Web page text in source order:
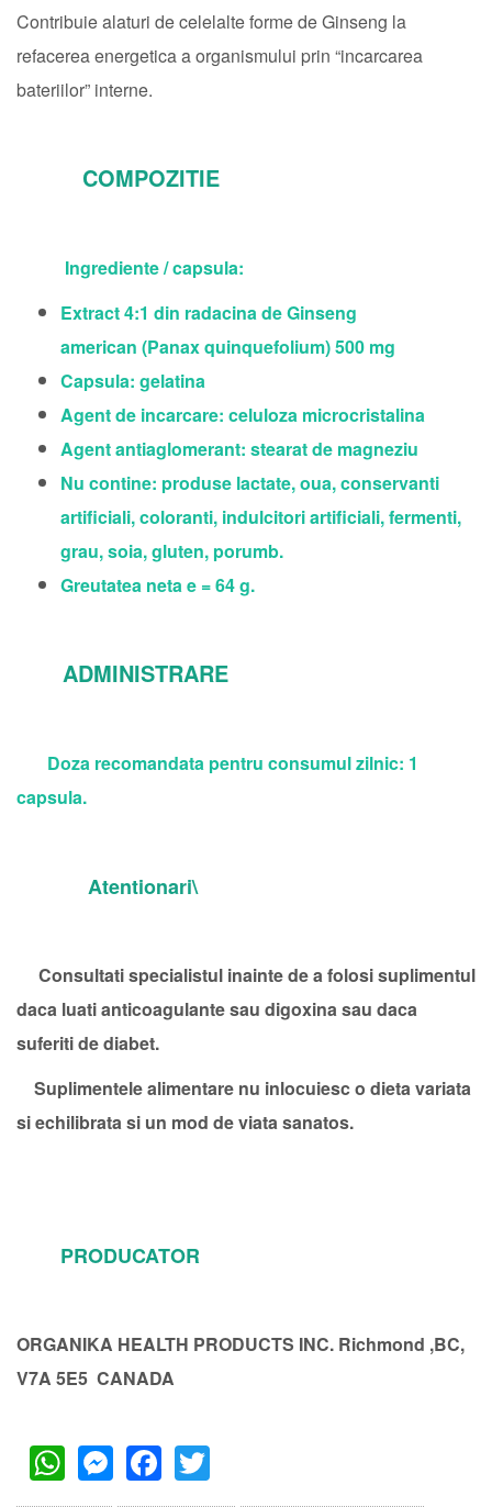
Contribuie alaturi de celelalte forme de Ginseng la
refacerea energetica a organismului prin “incarcarea
bateriilor” interne.
COMPOZITIE
Ingrediente / capsula:
Extract 4:1 din radacina de Ginseng
american (Panax quinquefolium) 500 mg
Capsula: gelatina
Agent de incarcare: celuloza microcristalina
Agent antiaglomerant: stearat de magneziu
Nu contine: produse lactate, oua, conservanti
artificiali, coloranti, indulcitori artificiali, fermenti,
grau, soia, gluten, porumb.
Greutatea neta e = 64 g.
ADMINISTRARE
Doza recomandata pentru consumul zilnic: 1
capsula.
Atentionari\
Consultati specialistul inainte de a folosi suplimentul
daca luati anticoagulante sau digoxina sau daca
suferiti de diabet.
Suplimentele alimentare nu inlocuiesc o dieta variata
si echilibrata si un mod de viata sanatos.
PRODUCATOR
ORGANIKA HEALTH PRODUCTS INC. Richmond ,BC,
V7A 5E5 CANADA
WhatsApp
Messenger
Facebook